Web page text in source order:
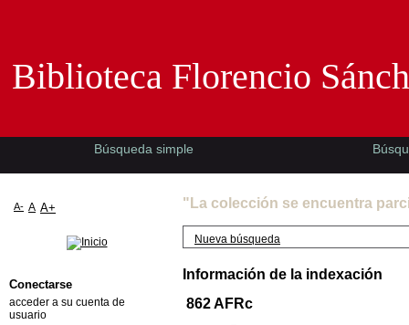
"La colección se encuentra
Nueva búsqueda
Información de la indexación
862 AFRc
Biblioteca Florencio
Búsqueda simple
A- A A+
Conectarse
acceder a su cuenta de
usuario